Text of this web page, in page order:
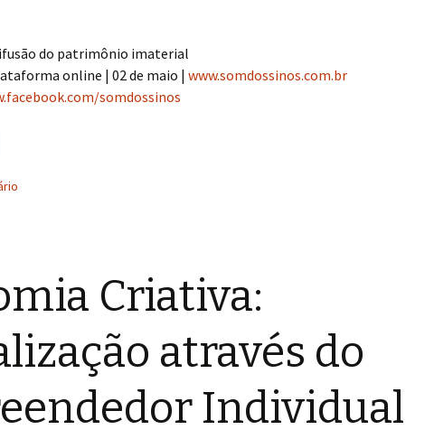
do patrimônio imaterial
online | 02 de maio | www.somdossinos.com.br
somdossinos
o
m
til
h
ar
Criativa:
através do
Individual